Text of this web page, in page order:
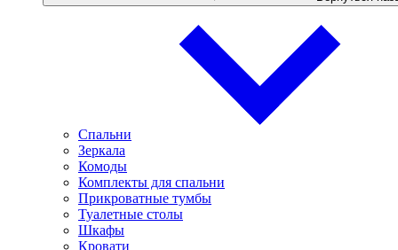
Спальни
Зеркала
Комоды
Комплекты для спальни
Прикроватные тумбы
Туалетные столы
Шкафы
Кровати